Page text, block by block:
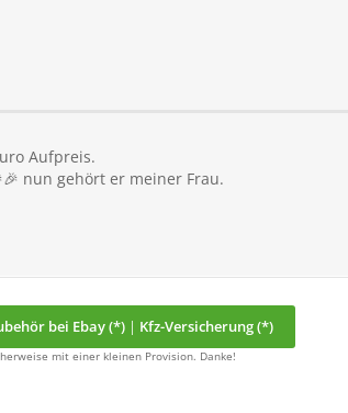
Aufpreis.
nun gehört er meiner Frau.
bei Ebay (*) | Kfz-Versicherung (*)
mit einer kleinen Provision. Danke!